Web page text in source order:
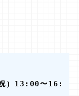
）13:00〜16: